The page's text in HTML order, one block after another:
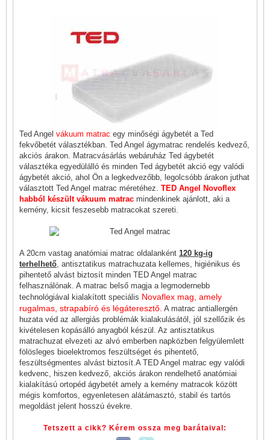
Ted Angel vákuum matrac egy minőségi ágybetét a Ted
fekvőbetét választékban. Ted Angel ágymatrac rendelés kedvező,
akciós árakon. Matracvásárlás webáruház Ted ágybetét
választéka egyedülálló és minden Ted ágybetét akció egy valódi
ágybetét akció, ahol Ön a legkedvezőbb, legolcsóbb árakon juthat
választott Ted Angel matrac méretéhez. TED Angel Novoflex
habból készült vákuum matrac mindenkinek ajánlott, aki a
kemény, kicsit feszesebb matracokat szereti.
A 20cm vastag anatómiai matrac oldalanként 120 kg-ig
terhelhető , antisztatikus matrachuzata kellemes, higiénikus és
pihentető alvást biztosít minden TED Angel matrac
felhasználónak. A matrac belső magja a legmodernebb
technológiával kialakított speciális Novaflex mag, amely
rugalmas, strapabíró és légáteresztő. A matrac antiallergén
huzata véd az allergiás problémák kialakulásától, jól szellőzik és
kivételesen kopásálló anyagból készül. Az antisztatikus
matrachuzat elvezeti az alvó emberben napközben felgyülemlett
fölösleges bioelektromos feszültséget és pihentető,
feszültségmentes alvást biztosít.A TED Angel matrac egy valódi
kedvenc, hiszen kedvező, akciós árakon rendelhető anatómiai
kialakítású ortopéd ágybetét amely a kemény matracok között
mégis komfortos, egyenletesen alátámasztó, stabil és tartós
megoldást jelent hosszú évekre.
Tetszett a cikk? Kérem ossza meg barátaival: